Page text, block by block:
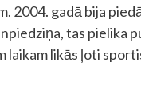
2004. gadā bija
tas pielika
laikam likās ļoti